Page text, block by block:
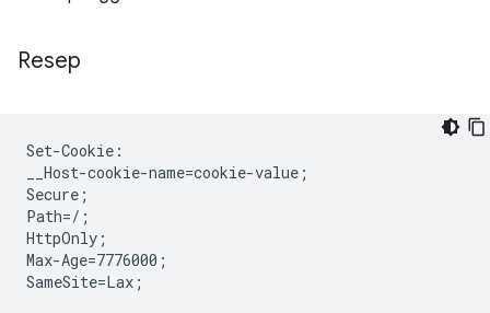
Resep
Set-Cookie:
__Host-cookie-name=cookie-value;
Secure;
Path=/;
HttpOnly;
Max-Age=7776000;